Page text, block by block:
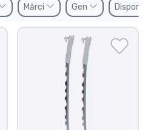
Mărci Gen